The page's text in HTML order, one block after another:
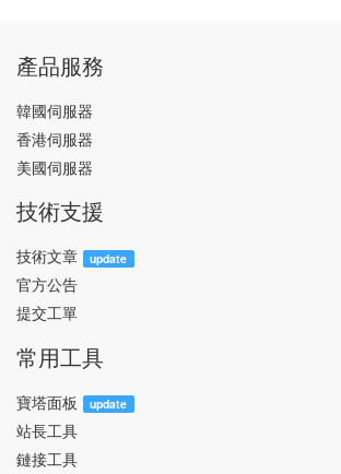
產品服務
韓國伺服器
香港伺服器
美國伺服器
技術支援
技術文章 update
官方公告
提交工單
常用工具
寶塔面板 update
站長工具
鏈接工具